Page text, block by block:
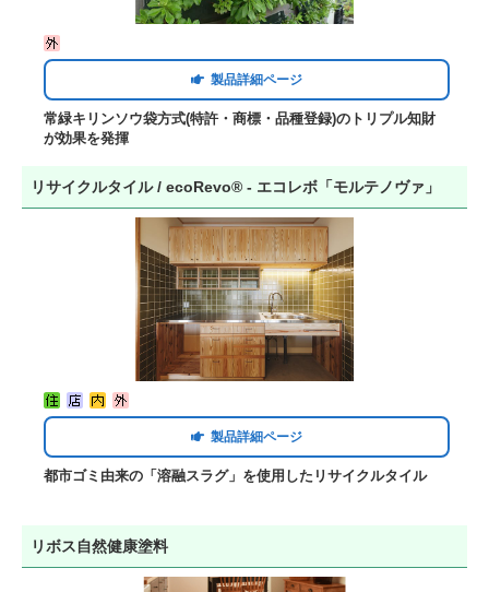
製品詳細ページ
常緑キリンソウ袋方式(特許・商標・品種登録)のトリプル知財
が効果を発揮
リサイクルタイル / ecoRevo® - エコレボ「モルテノヴァ」
製品詳細ページ
都市ゴミ由来の「溶融スラグ」を使用したリサイクルタイル
リボス自然健康塗料